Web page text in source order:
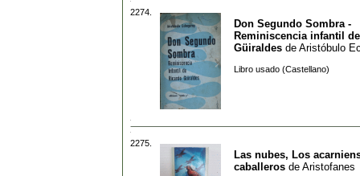
2274.
Don Segundo Sombra -
Reminiscencia infantil
Güiraldes de Aristóbulo
Libro usado (Castellano)
2275.
Las nubes, Los
caballeros de Aristofanes